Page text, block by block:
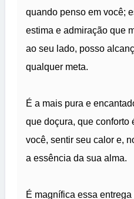
quando penso em você;
estima e admiração que
ao seu lado, posso
qualquer meta.
É a mais pura e
que doçura, que conforto
você, sentir seu calor e,
a essência da sua alma.
É magnífica essa